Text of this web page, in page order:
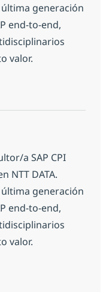
generación
end-to-end,
valor.
MM
a SAP CPI
NTT DATA.
generación
end-to-end,
valor.
CPI